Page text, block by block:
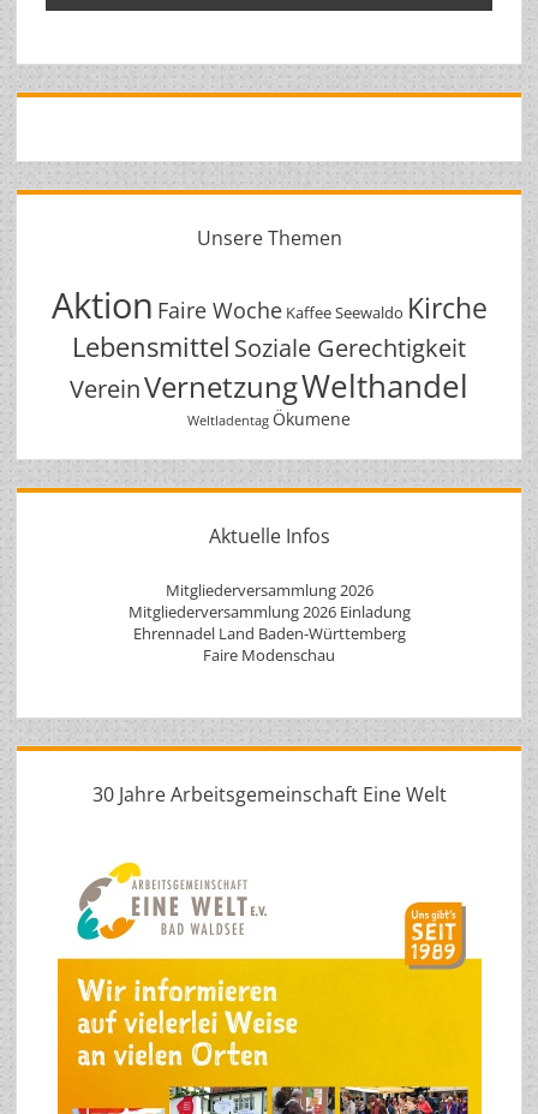
Unsere Themen
Aktion Faire Woche Kaffee Seewaldo Kirche
Lebensmittel Soziale Gerechtigkeit
VereinVernetzungWelthandel
Weltladentag Ökumene
Aktuelle Infos
Mitgliederversammlung 2026
Mitgliederversammlung 2026 Einladung
Ehrennadel Land Baden-Württemberg
Faire Modenschau
30 Jahre Arbeitsgemeinschaft Eine Welt